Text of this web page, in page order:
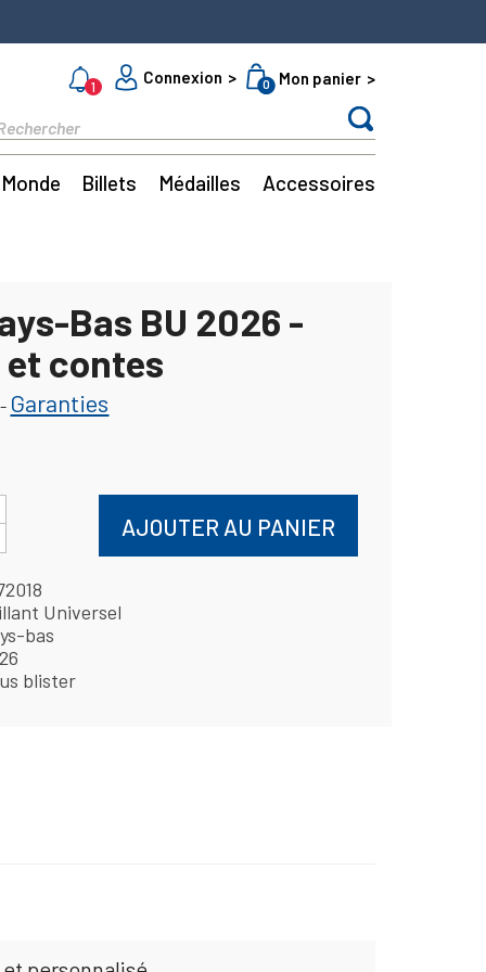
1
Connexion 0 Mon panier
Monde Billets Médailles Accessoires
Bas BU 2026 -
contes
Garanties
AJOUTER AU PANIER
Universel
bas
blister